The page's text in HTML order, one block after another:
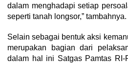
dalam menghadapi setiap
seperti tanah longsor,” tambahnya.
Selain sebagai bentuk aksi
merupakan bagian dari
dalam hal ini Satgas Pamtas RI-